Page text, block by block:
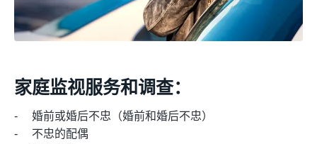
家庭监视服务和调查：
婚前或婚后不忠（婚前和婚后不忠）
不忠的配偶